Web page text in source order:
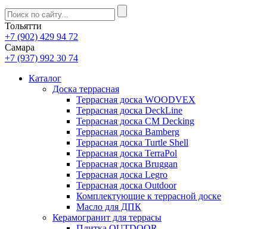
Тольятти
+7 (902) 429 94 72
Самара
+7 (937) 992 30 74
Каталог
Доска террасная
Террасная доска WOODVEX
Террасная доска DeckLine
Террасная доска CM Decking
Террасная доска Bamberg
Террасная доска Turtle Shell
Террасная доска TerraPol
Террасная доска Bruggan
Террасная доска Legro
Террасная доска Outdoor
Комплектующие к террасной доске
Масло для ДПК
Керамогранит для террасы